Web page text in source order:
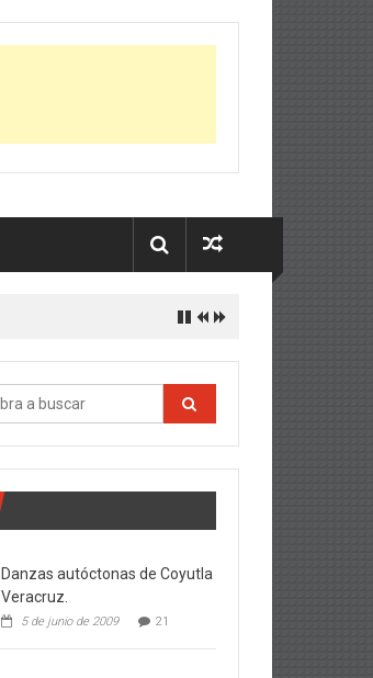
Danzas autóctonas de Coyutla
Veracruz.
5 de junio de 2009 21